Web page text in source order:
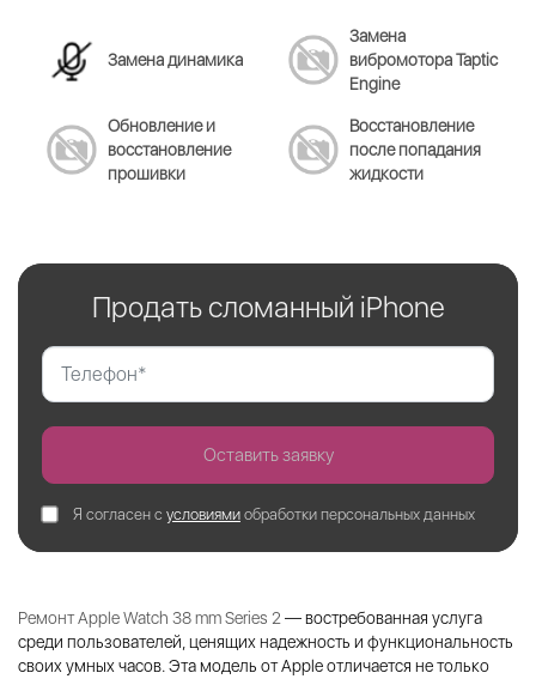
Замена динамика
Замена
вибромотора Taptic
Engine
Обновление и
восстановление
прошивки
Восстановление
после попадания
жидкости
Продать сломанный iPhone
Оставить заявку
Я согласен с условиями обработки персональных данных
Ремонт Apple Watch 38 mm Series 2 — востребованная услуга
среди пользователей, ценящих надежность и функциональность
своих умных часов. Эта модель от Apple отличается не только